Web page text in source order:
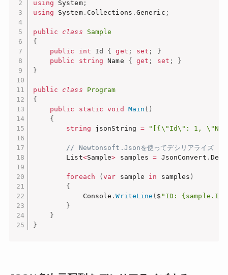
using System;
using System. Collections . Generic ;
public class
Sample
{
public
int Id { get ; set ;
}
public
string Name { get ; set ;
}
}
public class
Program
{
public
static void Main ( )
{
string jsonString = "[{\"Id\": 1,
// Newtonsoft.Jsonを使ってデシリアライズ
        List
<Sample> samples = JsonConvert .
foreach (var sample in samples )
{
            Console
.WriteLine ( $ "ID: {sample.Id},
}
}
}